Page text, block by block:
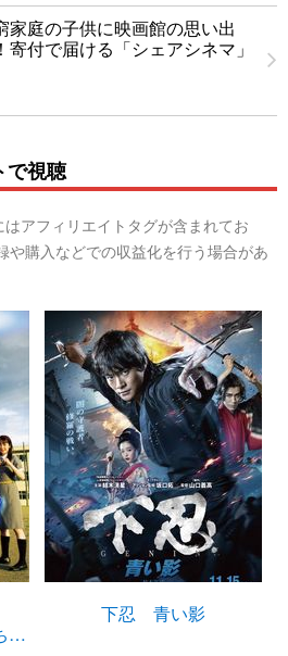
家庭の子供に映画館の思い出
寄付で届ける「シェアシネマ」
で視聴
アフィリエイトタグが含まれてお
や購入などでの収益化を行う場合があ
の
下忍 青い影